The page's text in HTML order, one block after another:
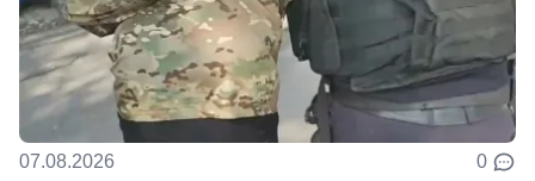
07.08.2026 0